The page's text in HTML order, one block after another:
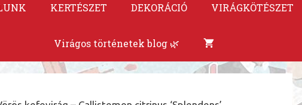
KERTÉSZET DEKORÁCIÓ VIRÁGKÖTÉSZET
Virágos történetek blog 🌿